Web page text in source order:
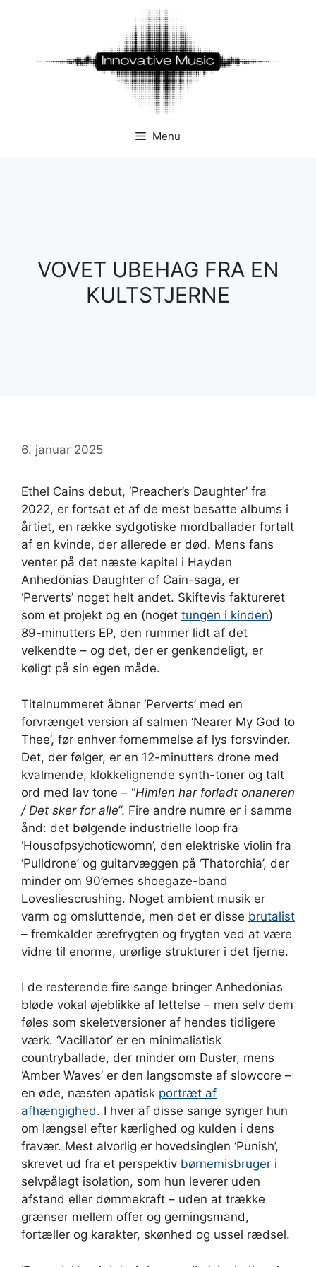
Menu
VOVET UBEHAG FRA EN
KULTSTJERNE
6. januar 2025
Ethel Cains debut, ‘Preacher’s Daughter’ fra
2022, er fortsat et af de mest besatte albums i
årtiet, en række sydgotiske mordballader fortalt
af en kvinde, der allerede er død. Mens fans
venter på det næste kapitel i Hayden
Anhedönias Daughter of Cain-saga, er
‘Perverts’ noget helt andet. Skiftevis faktureret
som et projekt og en (noget tungen i kinden)
89-minutters EP, den rummer lidt af det
velkendte – og det, der er genkendeligt, er
køligt på sin egen måde.
Titelnummeret åbner ‘Perverts’ med en
forvrænget version af salmen ‘Nearer My God to
Thee’, før enhver fornemmelse af lys forsvinder.
Det, der følger, er en 12-minutters drone med
kvalmende, klokkelignende synth-toner og talt
ord med lav tone – “Himlen har forladt onaneren
/ Det sker for alle”. Fire andre numre er i samme
ånd: det bølgende industrielle loop fra
‘Housofpsychoticwomn’, den elektriske violin fra
‘Pulldrone’ og guitarvæggen på ‘Thatorchia’, der
minder om 90’ernes shoegaze-band
Lovesliescrushing. Noget ambient musik er
varm og omsluttende, men det er disse brutalist
– fremkalder ærefrygten og frygten ved at være
vidne til enorme, urørlige strukturer i det fjerne.
I de resterende fire sange bringer Anhedönias
bløde vokal øjeblikke af lettelse – men selv dem
føles som skeletversioner af hendes tidligere
værk. ‘Vacillator’ er en minimalistisk
countryballade, der minder om Duster, mens
‘Amber Waves’ er den langsomste af slowcore –
en øde, næsten apatisk portræt af
afhængighed. I hver af disse sange synger hun
om længsel efter kærlighed og kulden i dens
fravær. Mest alvorlig er hovedsinglen ‘Punish’,
skrevet ud fra et perspektiv børnemisbruger i
selvpålagt isolation, som hun leverer uden
afstand eller dømmekraft – uden at trække
grænser mellem offer og gerningsmand,
fortæller og karakter, skønhed og ussel rædsel.